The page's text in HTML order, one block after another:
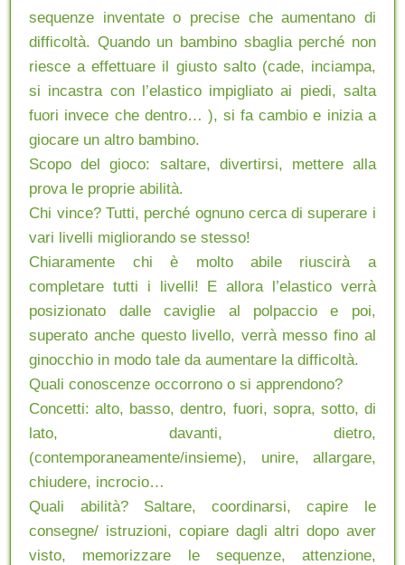
sequenze inventate o precise che aumentano di
difficoltà. Quando un bambino sbaglia perché non
riesce a effettuare il giusto salto (cade, inciampa,
si incastra con l’elastico impigliato ai piedi, salta
fuori invece che dentro… ), si fa cambio e inizia a
giocare un altro bambino.
Scopo del gioco: saltare, divertirsi, mettere alla
prova le proprie abilità.
Chi vince? Tutti, perché ognuno cerca di superare i
vari livelli migliorando se stesso!
Chiaramente chi è molto abile riuscirà a
completare tutti i livelli! E allora l’elastico verrà
posizionato dalle caviglie al polpaccio e poi,
superato anche questo livello, verrà messo fino al
ginocchio in modo tale da aumentare la difficoltà.
Quali conoscenze occorrono o si apprendono?
Concetti: alto, basso, dentro, fuori, sopra, sotto, di
lato, davanti, dietro,
(contemporaneamente/insieme), unire, allargare,
chiudere, incrocio…
Quali abilità? Saltare, coordinarsi, capire le
consegne/ istruzioni, copiare dagli altri dopo aver
visto, memorizzare le sequenze, attenzione,